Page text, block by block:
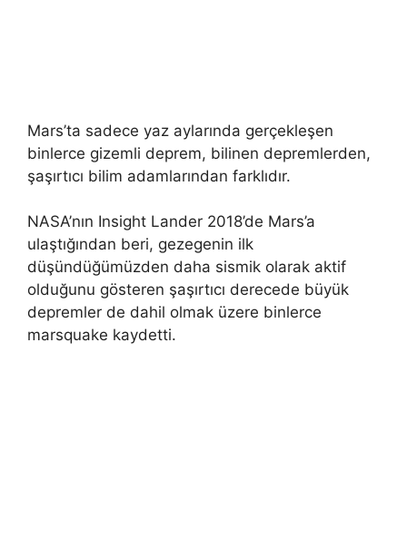
Mars’ta sadece yaz aylarında gerçekleşen
binlerce gizemli deprem, bilinen depremlerden,
şaşırtıcı bilim adamlarından farklıdır.
NASA’nın Insight Lander 2018’de Mars’a
ulaştığından beri, gezegenin ilk
düşündüğümüzden daha sismik olarak aktif
olduğunu gösteren şaşırtıcı derecede büyük
depremler de dahil olmak üzere binlerce
marsquake kaydetti.